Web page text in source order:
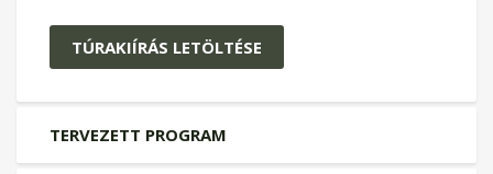
TÚRAKIÍRÁS LETÖLTÉSE
TERVEZETT PROGRAM